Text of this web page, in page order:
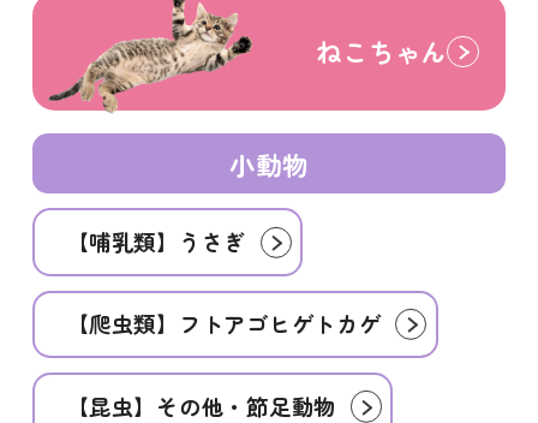
ねこちゃん
小動物
【哺乳類】うさぎ
【爬虫類】フトアゴヒゲトカゲ
【昆虫】その他・節足動物